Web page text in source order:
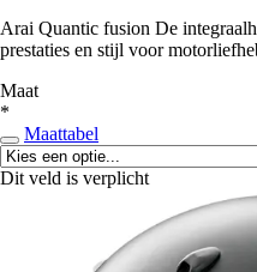
Arai Quantic fusion De
prestaties en stijl voor
Maat
*
Maattabel
Dit veld is verplicht